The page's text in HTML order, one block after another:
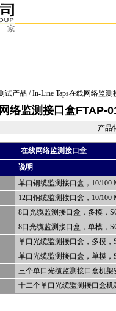
试产品 / In-Line Taps在线网络监测
络监测接口盒FTAP-
产品
在线网络监测接口盒
说明
单口铜缆监测接口盒，10/100
12口铜缆监测接口盒，10/100
8口光缆监测接口盒，多模，
8口光缆监测接口盒，单模，
单口光缆监测接口盒，多模，
单口光缆监测接口盒，单模，
三个单口光缆监测接口盒机架
十二个单口光缆监测接口盒机